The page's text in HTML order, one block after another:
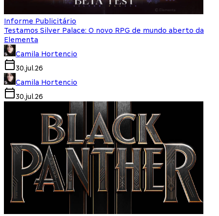
Informe Publicitário
Testamos Silver Palace: O novo RPG de mundo aberto da
Elementa
Camila Hortencio
30.jul.26
Camila Hortencio
30.jul.26